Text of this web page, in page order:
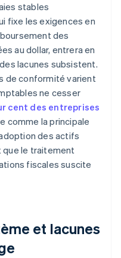
stables
fixe les exigences en
des
au dollar, entrera en
lacunes subsistent.
de conformité varient
ne cesser
cent des entreprises
comme la principale
des actifs
que le traitement
fiscales suscite
et lacunes